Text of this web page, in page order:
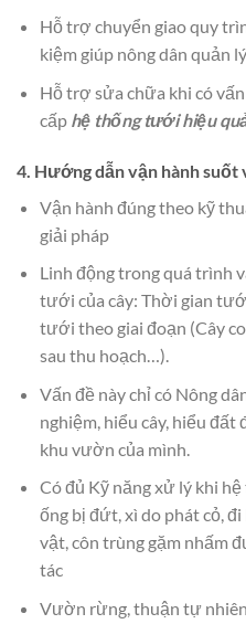
Hỗ trợ chuyển giao quy
kiệm giúp nông dân quản
Hỗ trợ sửa chữa khi có
cấp hệ thống tưới hiệu
4. Hướng dẫn vận hành suốt
Vận hành đúng theo kỹ
giải pháp
Linh động trong quá trình
tưới của cây: Thời gian
tưới theo giai đoạn (Cây
sau thu hoạch…).
Vấn đề này chỉ có Nông
nghiệm, hiểu cây, hiểu
khu vườn của mình.
Có đủ Kỹ năng xử lý khi
ống bị đứt, xì do phát cỏ,
vật, côn trùng gặm nhấm
tác
Vườn rừng, thuận tự